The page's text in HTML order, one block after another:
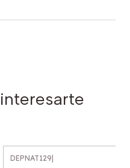
DEPNAT129